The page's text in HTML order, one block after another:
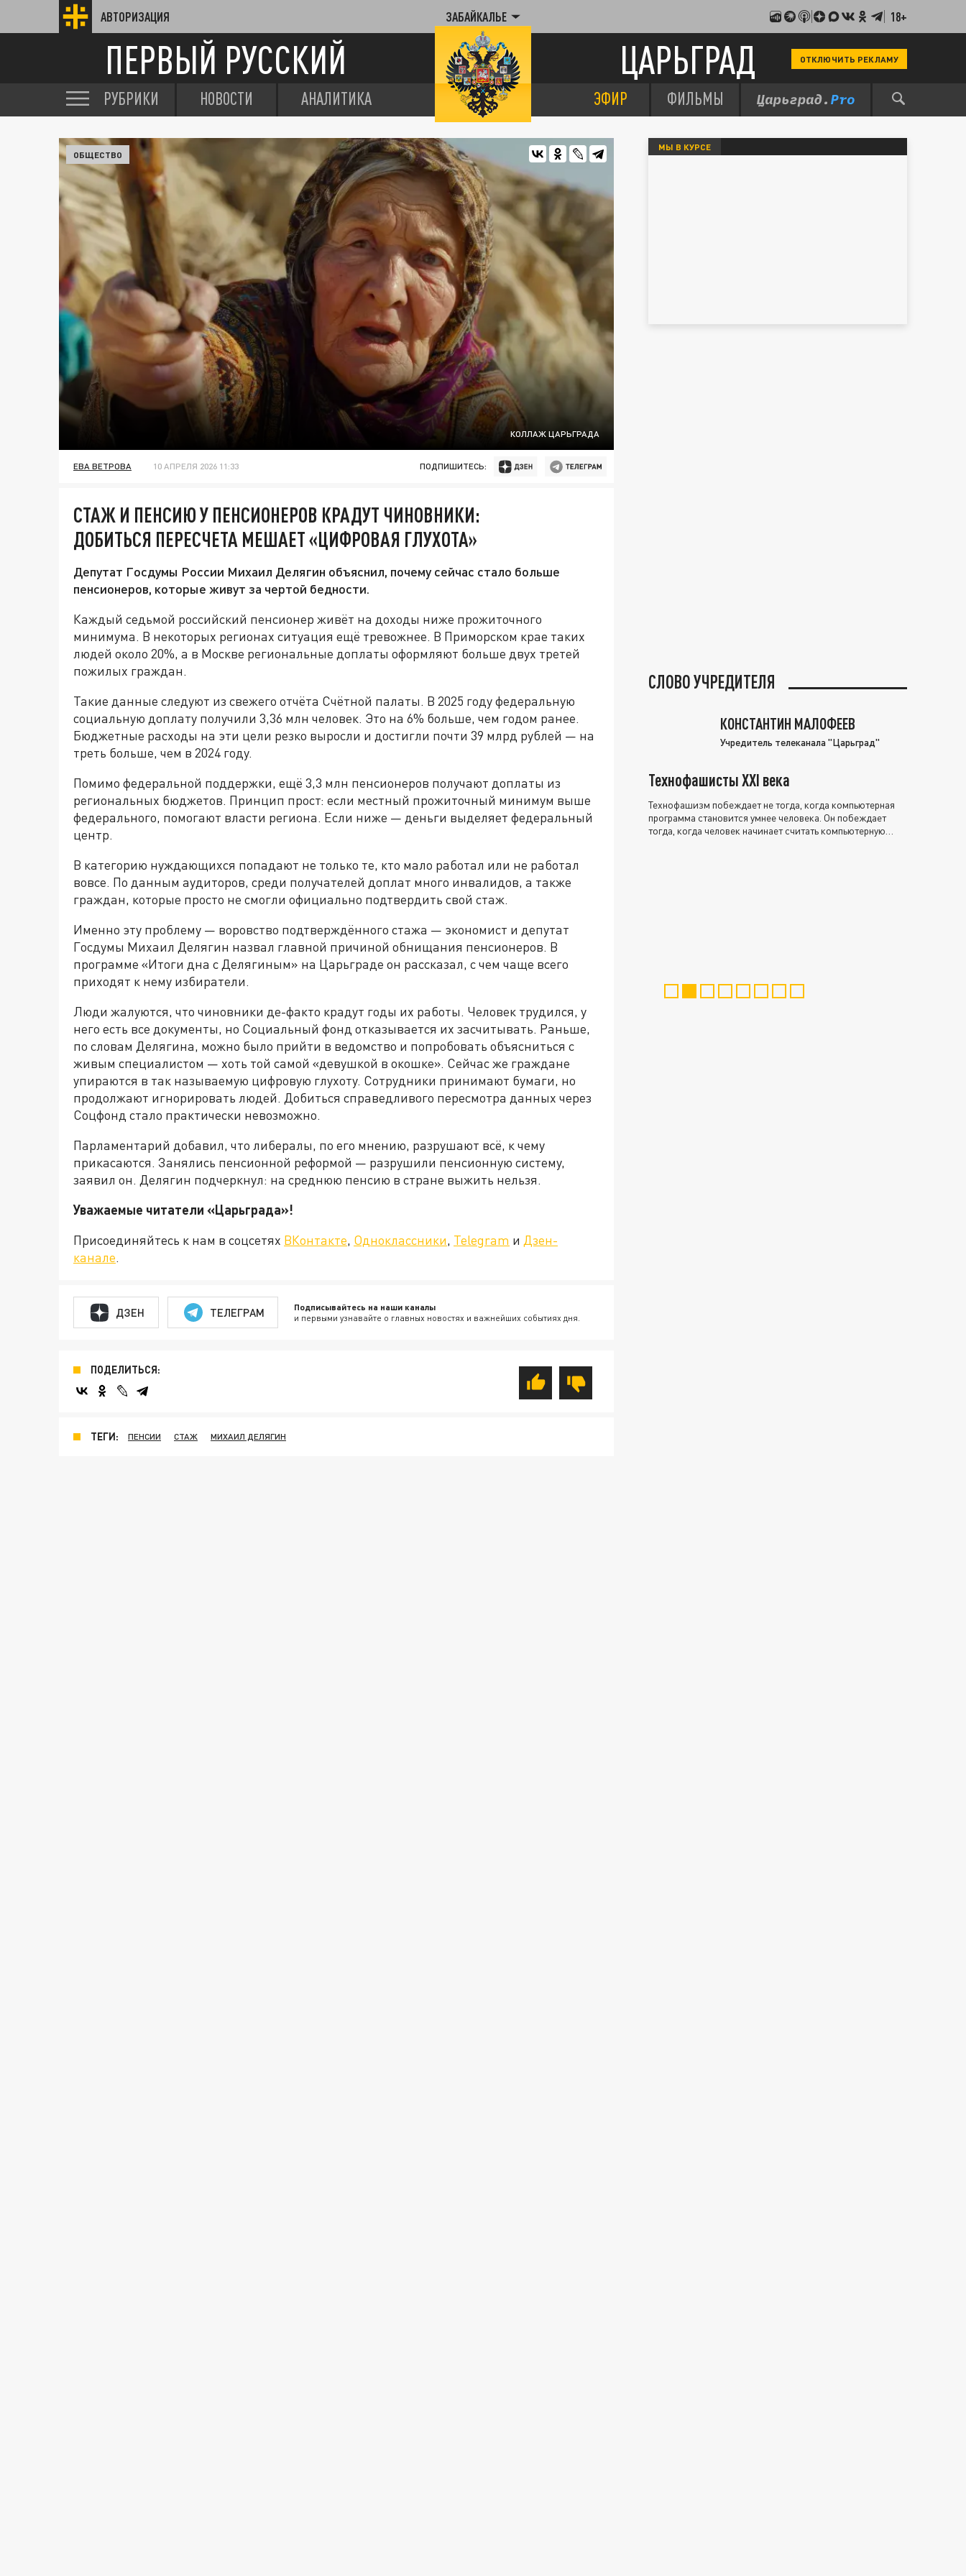
АВТОРИЗАЦИЯ ЗАБАЙКАЛЬЕ 18+
ПЕРВЫЙ РУССКИЙ ЦАРЬГРАД ОТКЛЮЧИТЬ РЕКЛАМУ
РУБРИКИ НОВОСТИ АНАЛИТИКА ЭФИР ФИЛЬМЫ
КОЛЛАЖ ЦАРЬГРАДА
ОБЩЕСТВО
ЕВА ВЕТРОВА 10 АПРЕЛЯ 2026 11:33 ПОДПИШИТЕСЬ:
СТАЖ И ПЕНСИЮ У ПЕНСИОНЕРОВ КРАДУТ ЧИНОВНИКИ:
ДОБИТЬСЯ ПЕРЕСЧЕТА МЕШАЕТ «ЦИФРОВАЯ ГЛУХОТА»
Депутат Госдумы России Михаил Делягин объяснил, почему сейчас стало больше
пенсионеров, которые живут за чертой бедности.
Каждый седьмой российский пенсионер живёт на доходы ниже прожиточного
минимума. В некоторых регионах ситуация ещё тревожнее. В Приморском крае таких
людей около 20%, а в Москве региональные доплаты оформляют больше двух третей
пожилых граждан.
Такие данные следуют из свежего отчёта Счётной палаты. В 2025 году федеральную
социальную доплату получили 3,36 млн человек. Это на 6% больше, чем годом ранее.
Бюджетные расходы на эти цели резко выросли и достигли почти 39 млрд рублей — на
треть больше, чем в 2024 году.
Помимо федеральной поддержки, ещё 3,3 млн пенсионеров получают доплаты из
региональных бюджетов. Принцип прост: если местный прожиточный минимум выше
федерального, помогают власти региона. Если ниже — деньги выделяет федеральный
центр.
В категорию нуждающихся попадают не только те, кто мало работал или не работал
вовсе. По данным аудиторов, среди получателей доплат много инвалидов, а также
граждан, которые просто не смогли официально подтвердить свой стаж.
Именно эту проблему — воровство подтверждённого стажа — экономист и депутат
Госдумы Михаил Делягин назвал главной причиной обнищания пенсионеров. В
программе «Итоги дна с Делягиным» на Царьграде он рассказал, с чем чаще всего
приходят к нему избиратели.
Люди жалуются, что чиновники де-факто крадут годы их работы. Человек трудился, у
него есть все документы, но Социальный фонд отказывается их засчитывать. Раньше,
по словам Делягина, можно было прийти в ведомство и попробовать объясниться с
живым специалистом — хоть той самой «девушкой в окошке». Сейчас же граждане
упираются в так называемую цифровую глухоту. Сотрудники принимают бумаги, но
продолжают игнорировать людей. Добиться справедливого пересмотра данных через
Соцфонд стало практически невозможно.
Парламентарий добавил, что либералы, по его мнению, разрушают всё, к чему
прикасаются. Занялись пенсионной реформой — разрушили пенсионную систему,
заявил он. Делягин подчеркнул: на среднюю пенсию в стране выжить нельзя.
Уважаемые читатели «Царьграда»!
Присоединяйтесь к нам в соцсетях ВКонтакте, Одноклассники, Telegram и Дзен-
канале.
ДЗЕН ТЕЛЕГРАМ Подписывайтесь на наши каналы
и первыми узнавайте о главных новостях и важнейших событиях дня.
ПОДЕЛИТЬСЯ:
ТЕГИ: ПЕНСИИ СТАЖ МИХАИЛ ДЕЛЯГИН
МЫ В КУРСЕ
СЛОВО УЧРЕДИТЕЛЯ
КОНСТАНТИН МАЛОФЕЕВ
Учредитель телеканала "Царьград"
Технофашисты XXI века
Технофашизм побеждает не тогда, когда компьютерная
программа становится умнее человека. Он побеждает
тогда, когда человек начинает считать компьютерную